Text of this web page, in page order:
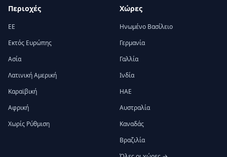
Περιοχές
ΕΕ
Εκτός Ευρώπης
Ασία
Λατινική Αμερική
Καραϊβική
Αφρική
Χωρίς Ρύθμιση
Χώρες
Ηνωμένο Βασίλειο
Γερμανία
Γαλλία
Ινδία
ΗΑΕ
Αυστραλία
Καναδάς
Βραζιλία